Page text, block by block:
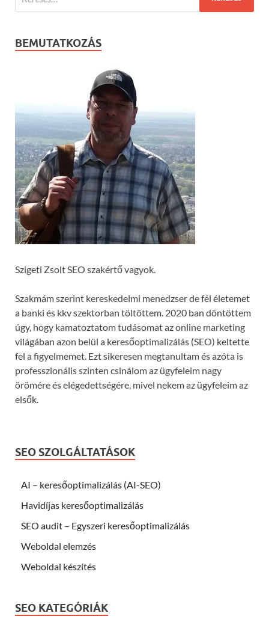
BEMUTATKOZÁS
Szigeti Zsolt SEO szakértő vagyok.
Szakmám szerint kereskedelmi menedzser de fél életemet
a banki és kkv szektorban töltöttem. 2020 ban döntöttem
úgy, hogy kamatoztatom tudásomat az online marketing
világában azon belül a keresőoptimalizálás (SEO) keltette
fel a figyelmemet. Ezt sikeresen megtanultam és azóta is
professzionális szinten csinálom az ügyfeleim nagy
örömére és elégedettségére, mivel nekem az ügyfeleim az
elsők.
SEO SZOLGÁLTATÁSOK
AI – keresőoptimalizálás (AI-SEO)
Havidíjas keresőoptimalizálás
SEO audit – Egyszeri keresőoptimalizálás
Weboldal elemzés
Weboldal készítés
SEO KATEGÓRIÁK